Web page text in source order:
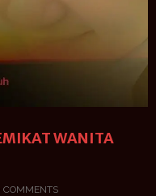
WANITA
COMMENTS